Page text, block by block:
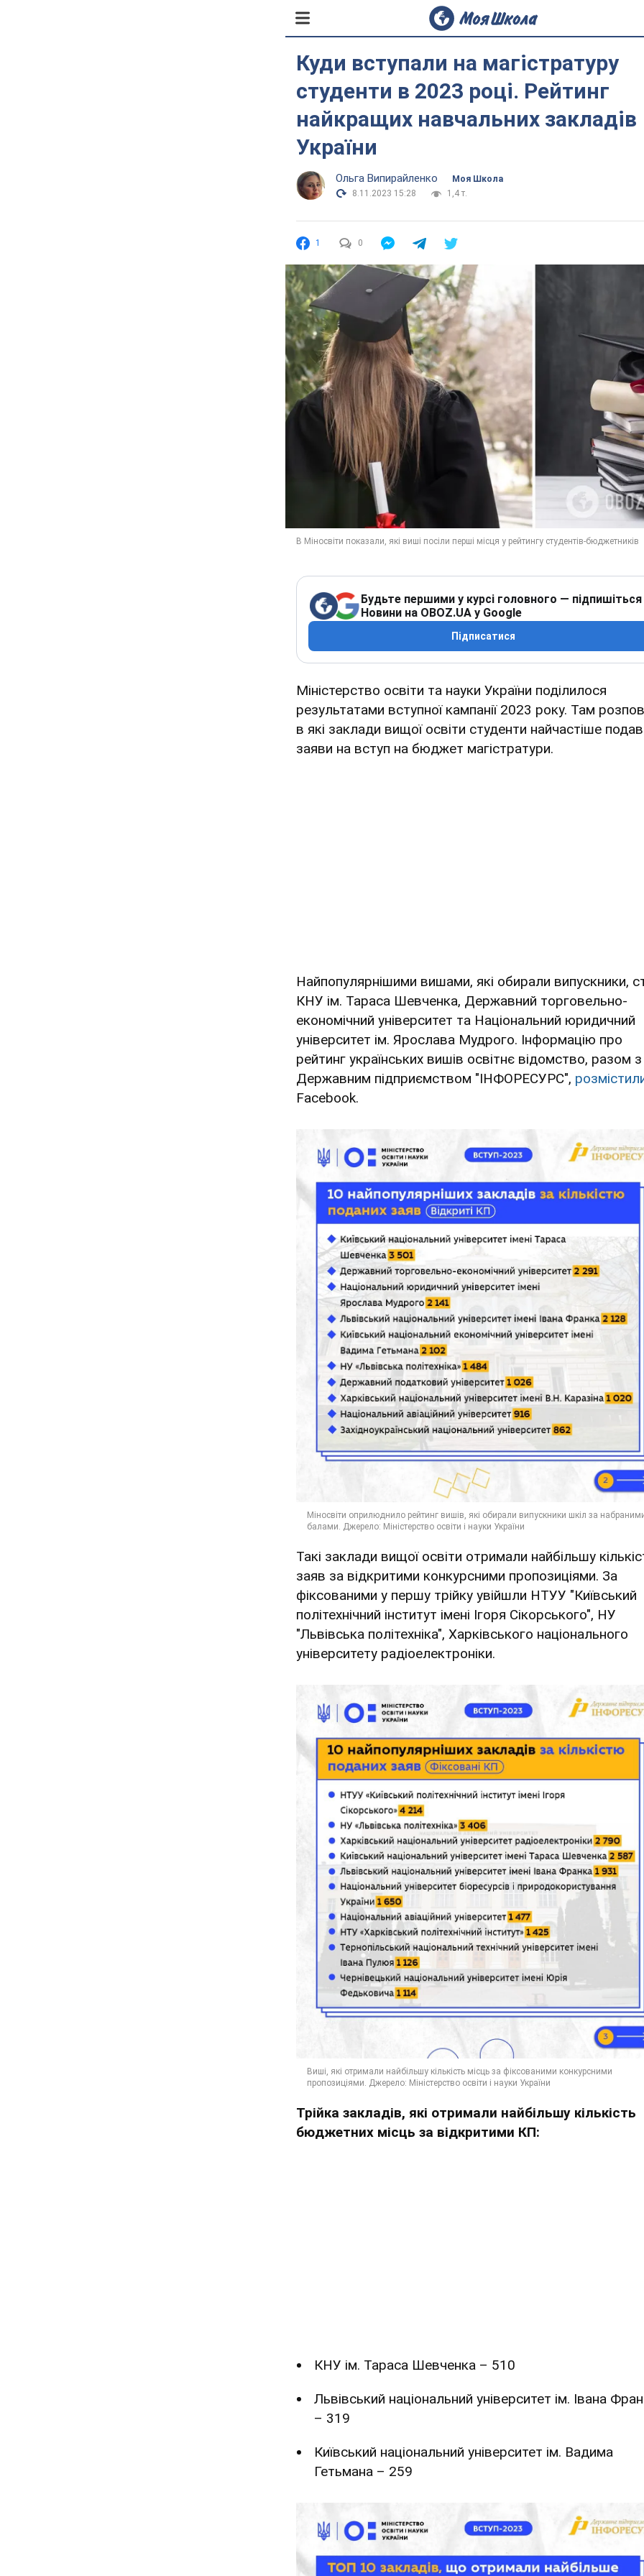
Куди вступали на магістратуру
студенти в 2023 році. Рейтинг
найкращих навчальних закладів
України
Ольга Випирайленко
Моя Школа
8.11.2023 15:28
1,4 т.
1 0
Будьте першими у курсі головного — підпишіться
Новини на OBOZ.UA у Google
Підписатися
Міністерство освіти та науки України поділилося
результатами вступної кампанії 2023 року. Там
в які заклади вищої освіти студенти найчастіше
заяви на вступ на бюджет магістратури.
Найпопулярнішими вишами, які обирали випускники,
КНУ ім. Тараса Шевченка, Державний торговельно-
економічний університет та Національний юридичний
університет ім. Ярослава Мудрого. Інформацію про
рейтинг українських вишів освітнє відомство, разом з
Державним підприємством "ІНФОРЕСУРС",
Facebook.
Такі заклади вищої освіти отримали найбільшу
заяв за відкритими конкурсними пропозиціями. За
фіксованими у першу трійку увійшли НТУУ "Київський
політехнічний інститут імені Ігоря Сікорського", НУ
"Львівська політехніка", Харківського національного
університету радіоелектроніки.
Трійка закладів, які отримали найбільшу кількість
бюджетних місць за відкритими КП:
КНУ ім. Тараса Шевченка – 510
Львівський національний університет ім. Івана
– 319
Київський національний університет ім. Вадима
Гетьмана – 259